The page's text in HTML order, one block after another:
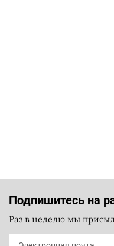
Подпишитесь на
Раз в неделю мы